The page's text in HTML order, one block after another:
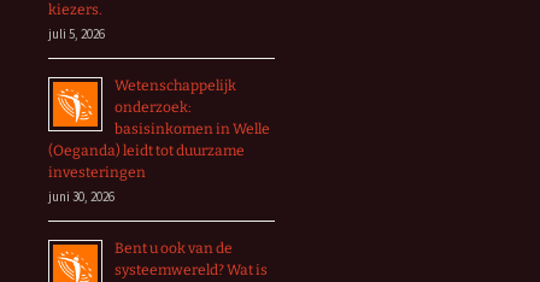
kiezers.
juli 5, 2026
Wetenschappelijk
onderzoek:
basisinkomen in Welle
(Oeganda) leidt tot duurzame
investeringen
juni 30, 2026
Bent u ook van de
systeemwereld? Wat is